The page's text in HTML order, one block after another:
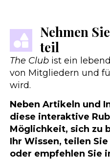
Nehmen
teil
The Club ist ein
von Mitgliedern und
wird.
Neben Artikeln und
diese interaktive
Möglichkeit, sich zu
Ihr Wissen, teilen
oder empfehlen Sie